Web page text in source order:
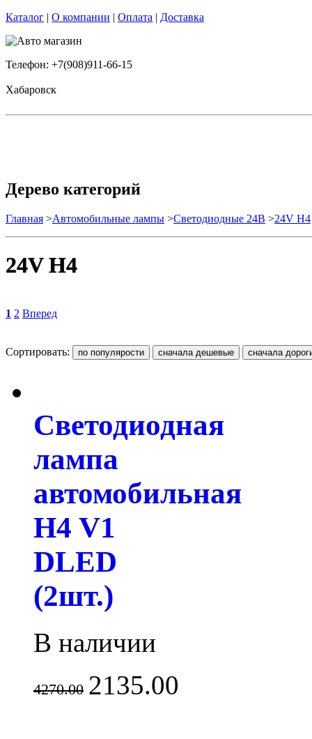
Каталог | О компании | Оплата | Доставка
Телефон: +7(908)911-66-15
Хабаровск
Дерево категорий
Главная >Автомобильные лампы >Cветодиодные 24B >24V H4
24V H4
1 2 Вперед
Сортировать:
Светодиодная
лампа
автомобильная
H4 V1
DLED
(2шт.)
В наличии
4270.00 2135.00